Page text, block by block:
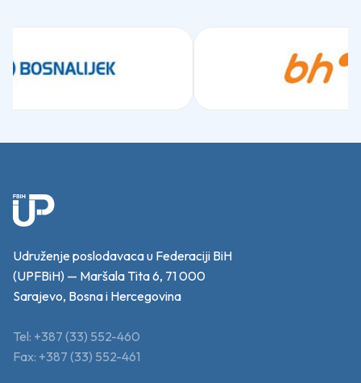
Udruženje poslodavaca u Federaciji BiH
(UPFBiH) — Maršala Tita 6, 71 000
Sarajevo, Bosna i Hercegovina
Tel: +387 (33) 552-460
Fax: +387 (33) 552-461